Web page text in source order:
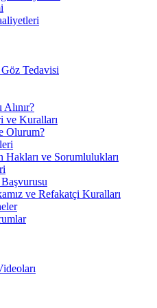
Tedavisi
Alınır?
ve Kuralları
Olurum?
Hakları ve Sorumlulukları
ve Refakatçi Kuralları